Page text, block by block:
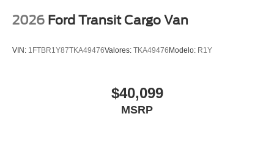
2026 Ford Transit Cargo Van
VIN: 1FTBR1Y87TKA49476Valores: TKA49476 Modelo: R1Y
$40,099
MSRP